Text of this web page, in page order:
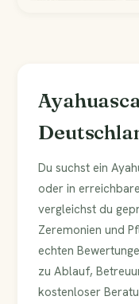
Du suchst ein
oder in
vergleichst du
Zeremonien und
echten
zu Ablauf,
kostenloser